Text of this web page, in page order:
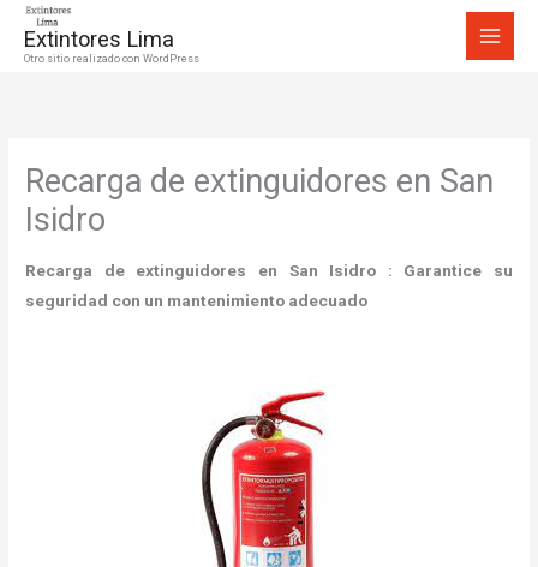
Extintores Lima
Otro sitio realizado con WordPress
Recarga de extinguidores en San
Isidro
Recarga de extinguidores en San Isidro
: Garantice su
seguridad con un mantenimiento adecuado